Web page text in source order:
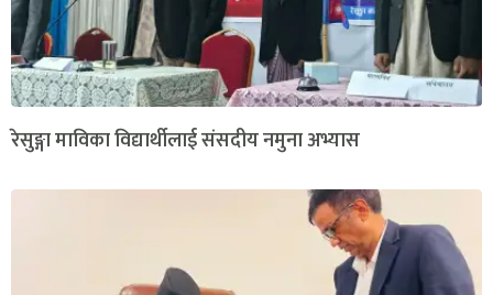
रेसुङ्गा माविका विद्यार्थीलाई संसदीय नमुना अभ्यास